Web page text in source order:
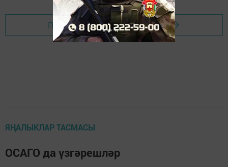
Перейти на страницу новости
ЯҢАЛЫКЛАР ТАСМАСЫ
ОСАГО да үзгәрешләр